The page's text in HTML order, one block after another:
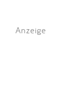
Anzeige